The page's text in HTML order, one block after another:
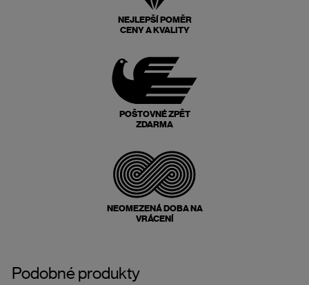
NEJLEPŠÍ POMĚR
CENY A KVALITY
POŠTOVNÉ ZPĚT
ZDARMA
NEOMEZENÁ DOBA NA
VRÁCENÍ
Podobné produkty